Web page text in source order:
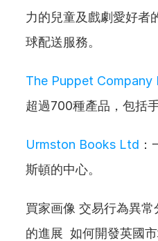
力的兒童及戲劇愛好者
球配送服務。
The Puppet
超過700種產品，包括
Urmston Books Ltd
斯頓的中心。
買家画像 交易行為異
的進展  如何開發英國